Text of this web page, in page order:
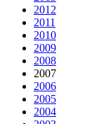
2012
2011
2010
2009
2008
2007
2006
2005
2004